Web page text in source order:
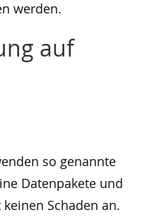
werden.
auf
so genannte
Datenpakete und
Schaden an.